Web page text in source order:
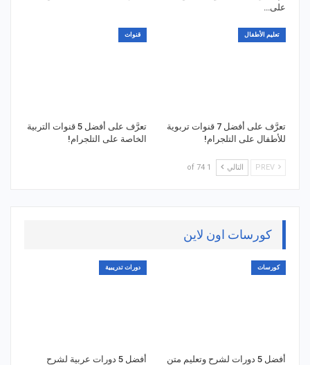
على…
تعليم الأطفال
تعرَّف على أفضل 7 قنوات تربوية
للأطفال على التلجرام!
قنوات
تعرَّف على أفضل 5 قنوات التربية
الخاصة على التلجرام!
التالي 1 of 74
كورسات اون لاين
كورسات
أفضل 5 دورات لشرح وتعليم متن
دورات تدريبية
أفضل 5 دورات عربية لشرح